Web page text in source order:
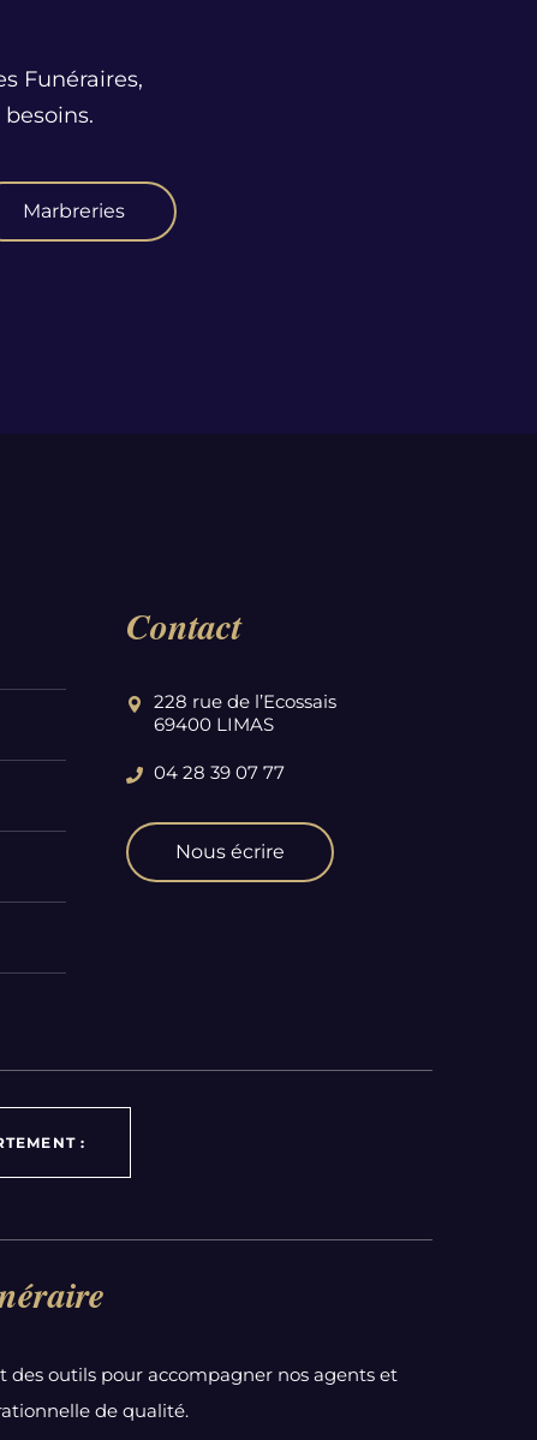
Funéraires,
Marbreries
Contact
228 rue de l’Ecossais
69400 LIMAS
04 28 39 07 77
Nous écrire
:
des outils pour accompagner nos agents et
de qualité.